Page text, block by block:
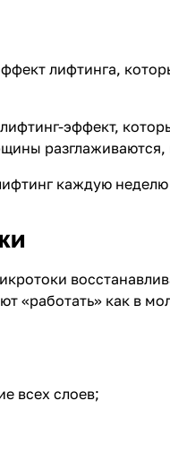
лифтинга,
эффект,
разглаживаются,
каждую
«работать» как в
всех слоев;